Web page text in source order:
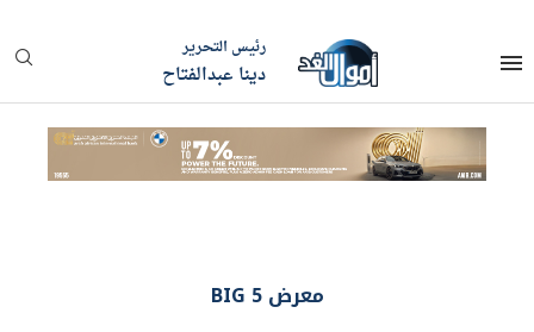
رئيس التحرير
دينا عبدالفتاح
معرض BIG 5